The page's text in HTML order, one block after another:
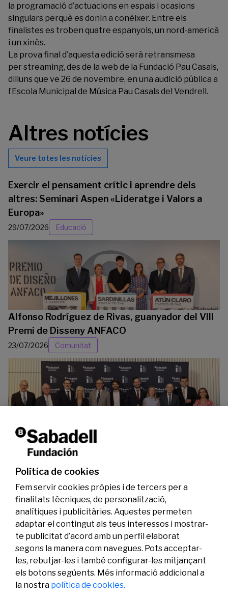
la programació d’actuacions en espais i ocasions
singulars perquè es donin a conèixer. Entre els
finalistes es troben quatre espanyols, un nord-americà
i un xinès.
La prova final d’aquesta edició serà retransmesa
per streaming, des de la web de la Fundació Pau Casals,
dilluns que ve 26 de novembre, en una audició pública a
l’Escola Municipal de Música Pau Casals del Vendrell.
Altres notícies
Veure totes les notícies
Exercir el pensament crític i aprendre dels
altres: Seminari Aspen «Lideratge i Valors a
Europa»
29/07/2026 Educació
Alfonso Rodríguez de Rivas, guanyador del VIII
Premi de Disseny ANFACO
23/07/2026 Comunitat
La Fundació Banc Sabadell reconeix a dos
investigadors en els àmbits de l’edició del
genoma i l’energia neta
Legal
Avís legal
Activitat
Convocatòries
Social
Política de cookies
Fem servir cookies pròpies i de tercers per a
finalitats tècniques, de personalització,
analítiques i publicitàries. Aquestes permeten
adaptar el contingut als teus interessos i mostrar-
te publicitat d’acord amb un perfil elaborat
segons la manera com navegues. Pots acceptar-
les, rebutjar-les i també configurar-les mitjançant
els botons següents. Més informació addicional a
la nostra política de cookies.